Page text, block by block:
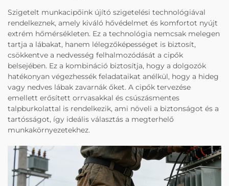
Szigetelt munkacipőink újító szigetelési technológiával
rendelkeznek, amely kiváló hővédelmet és komfortot nyújt
extrém hőmérsékleten. Ez a technológia nemcsak melegen
tartja a lábakat, hanem lélegzőképességet is biztosít,
csökkentve a nedvesség felhalmozódását a cipők
belsejében. Ez a kombináció biztosítja, hogy a dolgozók
hatékonyan végezhessék feladataikat anélkül, hogy a hideg
vagy nedves lábak zavarnák őket. A cipők tervezése
emellett erősített orrvasakkal és csúszásmentes
talpburkolattal is rendelkezik, ami növeli a biztonságot és a
tartósságot, így ideális választás a megterhelő
munkakörnyezetekhez.